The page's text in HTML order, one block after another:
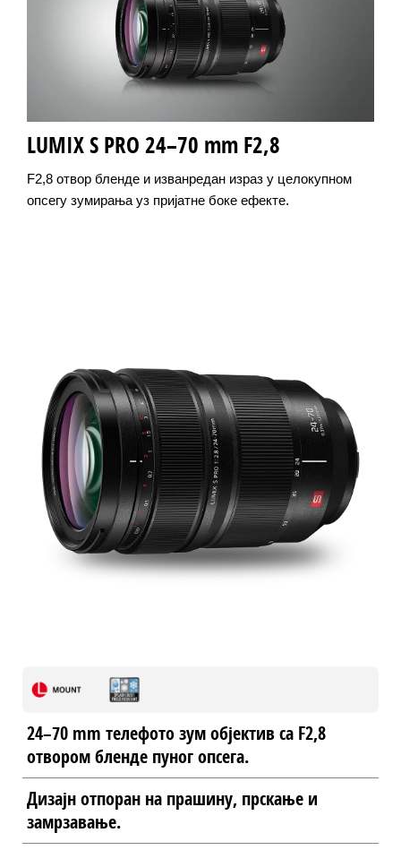
LUMIX S PRO 24–70 mm F2,8
F2,8 отвор бленде и изванредан израз у целокупном
опсегу зумирања уз пријатне боке ефекте.
24–70 mm телефото зум објектив са F2,8
отвором бленде пуног опсега.
Дизајн отпоран на прашину, прскање и
замрзавање.